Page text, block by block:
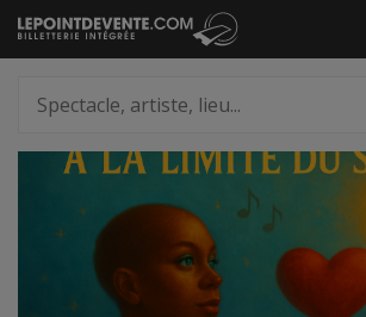
Passer
au
artiste,
lieu...